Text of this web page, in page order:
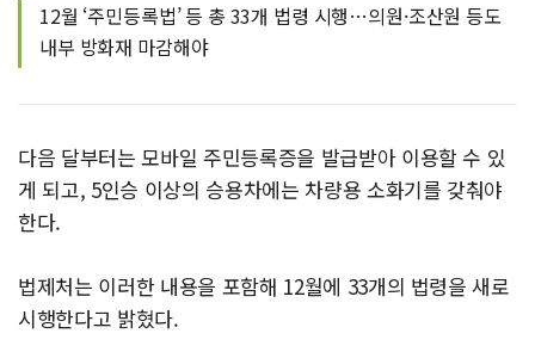
12월 ‘주민등록법’ 등 총 33개 법령 시행…의원·조산원 등도
내부 방화재 마감해야
다음 달부터는 모바일 주민등록증을 발급받아 이용할 수 있
게 되고, 5인승 이상의 승용차에는 차량용 소화기를 갖춰야
한다.
법제처는 이러한 내용을 포함해 12월에 33개의 법령을 새로
시행한다고 밝혔다.